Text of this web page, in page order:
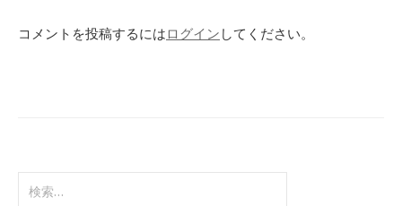
コメントを投稿するにはログイン してください。